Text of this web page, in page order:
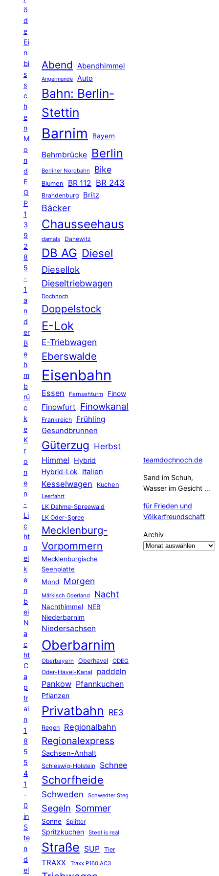
ö
d
e
Ei
n
bi
s
s
c
h
e
n
M
o
n
d
E
G
P
1
3
9
2
8
5
-
1
a
n
d
er
B
e
h
m
b
rü
c
k
e
K
r
o
n
e
n
-
Li
c
ht
n
el
k
e
n
b
ei
N
a
c
ht
C
a
p
tr
ai
n
1
8
5
5
4
1
-
0
in
S
te
n
d
el
Abend Abendhimmel
Angermünde Auto
Bahn: Berlin-
Stettin
Barnim Bayern
Behmbrücke Berlin
Berliner Nordbahn Bike
Blumen BR 112 BR 243
Brandenburg Britz
Bäcker
Chausseehaus
damals Danewitz
DB AG Diesel
Diesellok
Dieseltriebwagen
Dochnoch
Doppelstock
E-Lok
E-Triebwagen
Eberswalde
Eisenbahn
Essen Fernsehturm Finow
Finowfurt Finowkanal
Frankreich Frühling
Gesundbrunnen
Güterzug Herbst
Himmel
Hybrid
Hybrid-Lok Italien
Kesselwagen Kuchen
Leerfahrt
LK Dahme-Spreewald
LK Oder-Spree
Mecklenburg-
Vorpommern
Mecklenburgische
Seenplatte
Mond
Morgen
Märkisch Oderland Nacht
Nachthimmel
NEB
Niederbarnim
Niedersachsen
Oberbarnim
Oberbayern Oberhavel ODEG
Oder-Havel-Kanal paddeln
Pankow Pfannkuchen
Pflanzen
Privatbahn RE3
Regen Regionalbahn
Regionalexpress
Sachsen-Anhalt
Schleswig-Holstein Schnee
Schorfheide
Schweden Schwedter Steg
Segeln Sommer
Sonne Splitter
Spritzkuchen Steel is real
Straße SUP Tier
TRAXX Traxx P160 AC3
teamdochnoch.de
Sand im Schuh,
Wasser im Gesicht …
für Frieden und
Völkerfreundschaft
Archiv